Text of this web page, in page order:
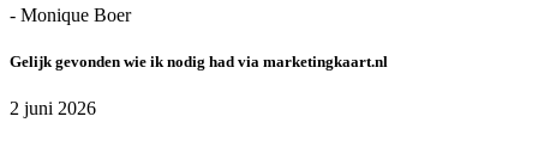
- Monique Boer
Gelijk gevonden wie ik nodig had via marketingkaart.nl
2 juni 2026